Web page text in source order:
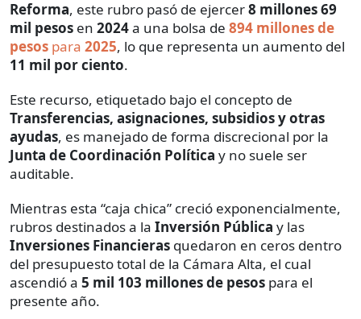
Reforma, este rubro pasó de ejercer8 millones 69
mil pesos en 2024a una bolsa de 894 millones de
pesos para 2025, lo que representa un aumento del
11 mil por ciento.
Este recurso, etiquetado bajo el concepto de
Transferencias, asignaciones, subsidios y otras
ayudas, es manejado de forma discrecional por la
Junta de Coordinación Política y no suele ser
auditable.
Mientras esta “caja chica” creció exponencialmente,
rubros destinados a la Inversión Pública y las
Inversiones Financieras quedaron en ceros dentro
del presupuesto total de la Cámara Alta, el cual
ascendió a 5 mil 103 millones de pesos para el
presente año.